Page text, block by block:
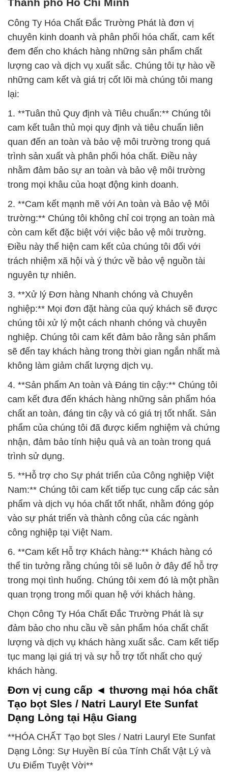
Thành phố Hồ Chí Minh
Công Ty Hóa Chất Đắc Trường Phát là đơn vị
chuyên kinh doanh và phân phối hóa chất, cam kết
đem đến cho khách hàng những sản phẩm chất
lượng cao và dịch vụ xuất sắc. Chúng tôi tự hào về
những cam kết và giá trị cốt lõi mà chúng tôi mang
lại:
1. **Tuân thủ Quy định và Tiêu chuẩn:** Chúng tôi
cam kết tuân thủ mọi quy định và tiêu chuẩn liên
quan đến an toàn và bảo vệ môi trường trong quá
trình sản xuất và phân phối hóa chất. Điều này
nhằm đảm bảo sự an toàn và bảo vệ môi trường
trong mọi khâu của hoạt động kinh doanh.
2. **Cam kết mạnh mẽ với An toàn và Bảo vệ Môi
trường:** Chúng tôi không chỉ coi trọng an toàn mà
còn cam kết đặc biệt với việc bảo vệ môi trường.
Điều này thể hiện cam kết của chúng tôi đối với
trách nhiệm xã hội và ý thức về bảo vệ nguồn tài
nguyên tự nhiên.
3. **Xử lý Đơn hàng Nhanh chóng và Chuyên
nghiệp:** Mọi đơn đặt hàng của quý khách sẽ được
chúng tôi xử lý một cách nhanh chóng và chuyên
nghiệp. Chúng tôi cam kết đảm bảo rằng sản phẩm
sẽ đến tay khách hàng trong thời gian ngắn nhất mà
không làm giảm chất lượng dịch vụ.
4. **Sản phẩm An toàn và Đáng tin cậy:** Chúng tôi
cam kết đưa đến khách hàng những sản phẩm hóa
chất an toàn, đáng tin cậy và có giá trị tốt nhất. Sản
phẩm của chúng tôi đã được kiểm nghiệm và chứng
nhận, đảm bảo tính hiệu quả và an toàn trong quá
trình sử dụng.
5. **Hỗ trợ cho Sự phát triển của Công nghiệp Việt
Nam:** Chúng tôi cam kết tiếp tục cung cấp các sản
phẩm và dịch vụ hóa chất tốt nhất, nhằm đóng góp
vào sự phát triển và thành công của các ngành
công nghiệp tại Việt Nam.
6. **Cam kết Hỗ trợ Khách hàng:** Khách hàng có
thể tin tưởng rằng chúng tôi sẽ luôn ở đây để hỗ trợ
trong mọi tình huống. Chúng tôi xem đó là một phần
quan trọng trong mối quan hệ với khách hàng.
Chọn Công Ty Hóa Chất Đắc Trường Phát là sự
đảm bảo cho nhu cầu về sản phẩm hóa chất chất
lượng và dịch vụ khách hàng xuất sắc. Cam kết tiếp
tục mang lại giá trị và sự hỗ trợ tốt nhất cho quý
khách hàng.
Đơn vị cung cấp ◄ thương mại hóa chất
Tạo bọt Sles / Natri Lauryl Ete Sunfat
Dạng Lỏng tại Hậu Giang
**HÓA CHẤT Tạo bọt Sles / Natri Lauryl Ete Sunfat
Dạng Lỏng: Sự Huyền Bí của Tính Chất Vật Lý và
Ưu Điểm Tuyệt Vời**